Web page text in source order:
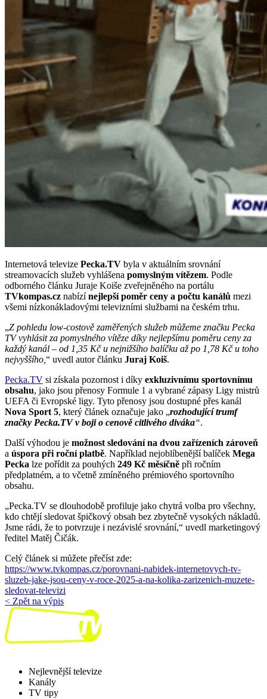
Internetová televize Pecka.TV byla v aktuálním srovnání
streamovacích služeb vyhlášena pomyslným vítězem. Podle
odborného článku Juraje Koiše zveřejněného na portálu
TVkompas.cz nabízínejlepší poměr ceny a počtu kanálů mezi
všemi nízkonákladovými televizními službami na českém trhu.
„Z pohledu low-costově zaměřených služeb můžeme značku Pecka
TV vyhlásit za pomyslného vítěze díky nejlepšímu poměru ceny za
každý kanál – od 1,35 Kč u nejnižšího balíčku až po 1,78 Kč u toho
nejvyššího, “ uvedl autor článku Juraj Koiš.
Pecka.TV si získala pozornost i díky exkluzivnímu sportovnímu
obsahu, jako jsou přenosy Formule 1 a vybrané zápasy Ligy mistrů
UEFA či Evropské ligy. Tyto přenosy jsou dostupné přes kanál
Nova Sport 5, který článek označuje jako „rozhodující trumf
značky Pecka.TV v boji o cenově citlivého diváka“.
Další výhodou je možnost sledování na dvou zařízeních zároveň
a úspora při roční platbě. Například nejoblíbenější balíček Mega
Pecka lze pořídit za pouhých 249 Kč měsíčně při ročním
předplatném, a to včetně zmíněného prémiového sportovního
obsahu.
„Pecka.TV se dlouhodobě profiluje jako chytrá volba pro všechny,
kdo chtějí sledovat špičkový obsah bez zbytečně vysokých nákladů.
Jsme rádi, že to potvrzuje i nezávislé srovnání,“ uvedl marketingový
ředitel Matěj Čičák.
Celý článek si můžete přečíst zde:
https://www.tvkompas.cz/porovnani-nabidek-internetovych-tv-
sluzeb-jake-jsou-ceny-v-roce-2025-a-na-kolika-zarizenich-muzete-
sledovat-televizi
< Zpět na výpis
Nejlevnější televize
Kanály
TV tipy